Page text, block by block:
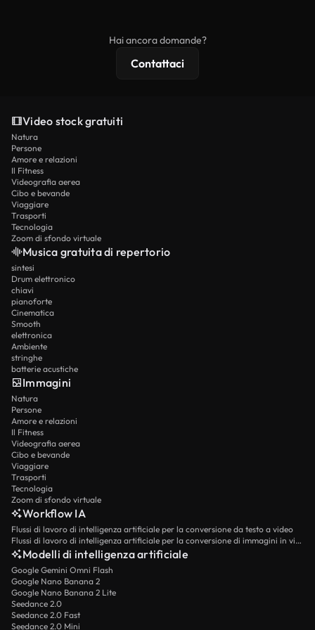
Hai ancora domande?
Contattaci
Video stock gratuiti
Natura
Persone
Amore e relazioni
Il Fitness
Videografia aerea
Cibo e bevande
Viaggiare
Trasporti
Tecnologia
Zoom di sfondo virtuale
Musica gratuita di repertorio
sintesi
Drum elettronico
chiavi
pianoforte
Cinematica
Smooth
elettronica
Ambiente
stringhe
batterie acustiche
Immagini
Natura
Persone
Amore e relazioni
Il Fitness
Videografia aerea
Cibo e bevande
Viaggiare
Trasporti
Tecnologia
Zoom di sfondo virtuale
Workflow IA
Flussi di lavoro di intelligenza artificiale per la conversione da testo a video
Flussi di lavoro di intelligenza artificiale per la conversione di immagini in video
Modelli di intelligenza artificiale
Google Gemini Omni Flash
Google Nano Banana 2
Google Nano Banana 2 Lite
Seedance 2.0
Seedance 2.0 Fast
Seedance 2.0 Mini